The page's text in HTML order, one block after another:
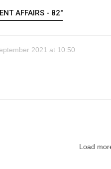
AFFAIRS - 82"
2021 at 10:50
Load